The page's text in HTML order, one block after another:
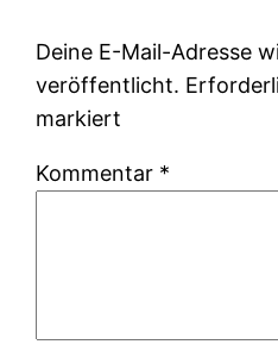
Deine E-Mail-Adresse
veröffentlicht.
markiert
Kommentar *